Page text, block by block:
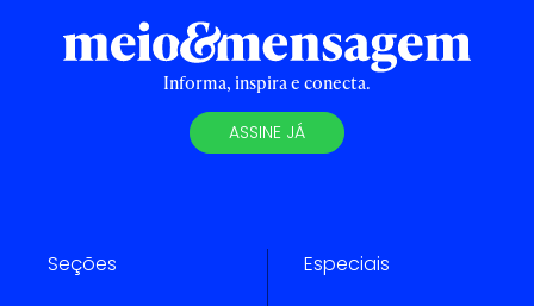
Informa, inspira e conecta.
ASSINE JÁ
Seções Especiais